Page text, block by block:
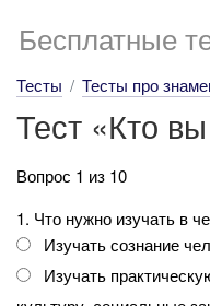
Бесплатные
Тесты Тесты про
Тест «Кто
Вопрос 1 из 10
1. Что нужно изучать в
Изучать сознание
Изучать